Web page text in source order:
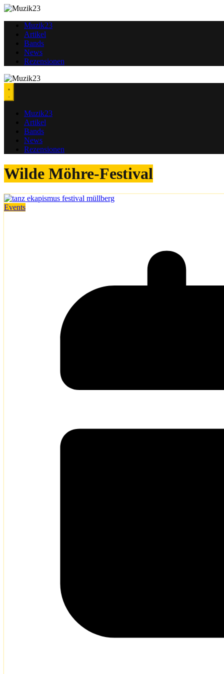
Zum
springenMuzik23
Artikel
Bands
News
Rezensionen
Muzik23
Artikel
Bands
News
Rezensionen
Wilde Möhre-Festival
Events